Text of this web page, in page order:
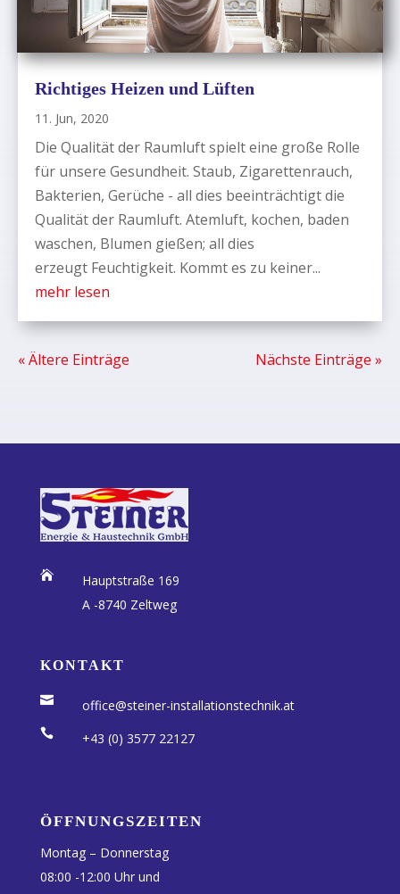
Richtiges Heizen und Lüften
11. Jun, 2020
Die Qualität der Raumluft spielt eine große Rolle
für unsere Gesundheit. Staub, Zigarettenrauch,
Bakterien, Gerüche - all dies beeinträchtigt die
Qualität der Raumluft. Atemluft, kochen, baden
waschen, Blumen gießen; all dies
erzeugt Feuchtigkeit. Kommt es zu keiner...
mehr lesen
« Ältere Einträge Nächste Einträge »

Hauptstraße 169
A -8740 Zeltweg
KONTAKT
 office@steiner-installationstechnik.at
 +43 (0) 3577 22127
ÖFFNUNGSZEITEN
Montag – Donnerstag
08:00 -12:00 Uhr und